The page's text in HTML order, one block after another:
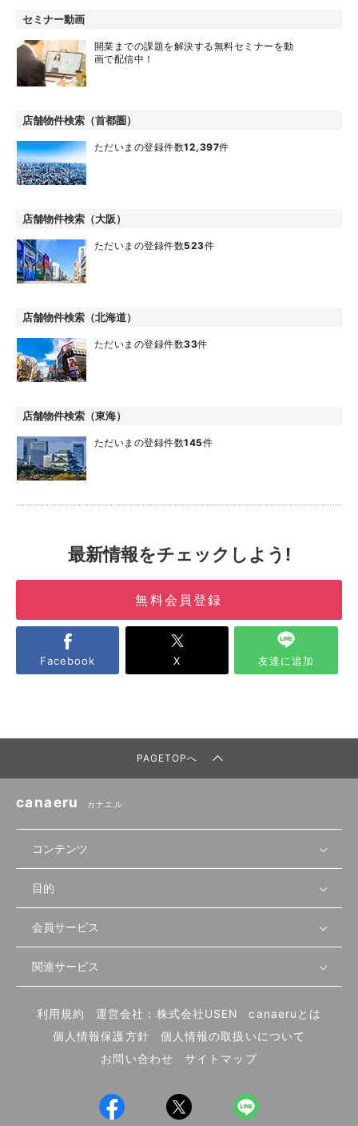
セミナー動画
開業までの課題を解決する無料セミナーを動
画で配信中！
店舗物件検索（首都圏）
ただいまの登録件数12,397件
店舗物件検索（大阪）
ただいまの登録件数523件
店舗物件検索（北海道）
ただいまの登録件数33件
店舗物件検索（東海）
ただいまの登録件数145件
最新情報をチェックしよう!
無料会員登録
Facebook X 友達に追加
PAGETOPへ
canaeru カナエル
コンテンツ
無料開業相談
セミナー情報
セミナー動画
物件を探す
首都圏
北海道
先輩開業者の声
開業・経営に関する記事
編集ポリシー
業態別の開業方法
UIターン開業特集
目的
店舗運営
物件
内装・設備
食材・仕入れ
会員サービス
会員登録
ログイン
関連サービス
飲食店サクセスガイド（外部サイト）
利用規約 運営会社：株式会社USEN
canaeruとは
個人情報保護方針
個人情報の取扱いについて
お問い合わせ
サイトマップ